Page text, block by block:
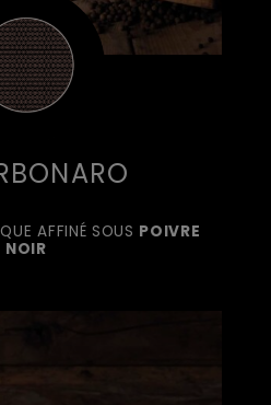
AFFINÉ SOUS POIVRE
NOIR